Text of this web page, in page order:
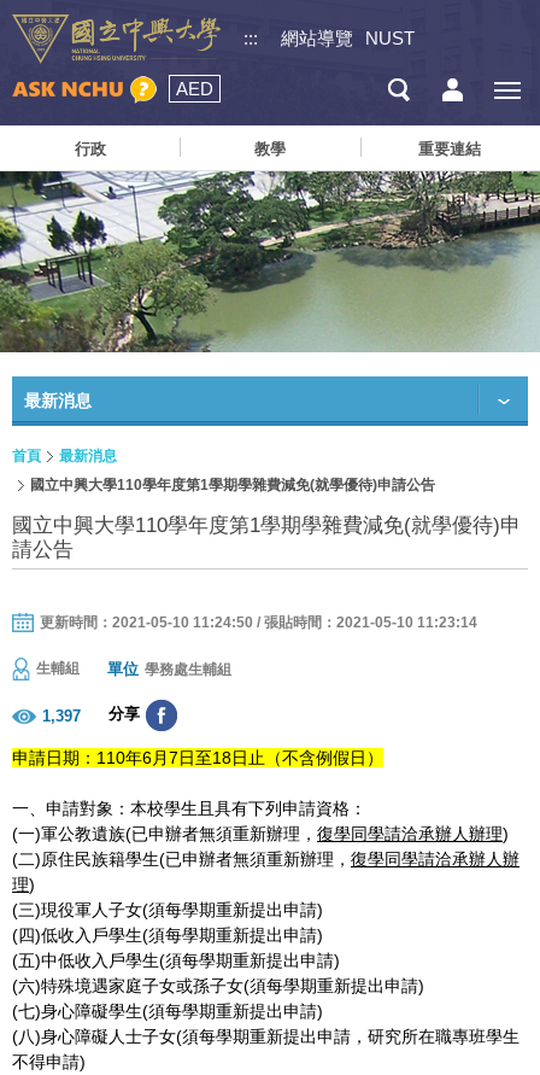
::: 網站導覽 NUST
AED
行政 教學 重要連結
最新消息
首頁
最新消息
國立中興大學110學年度第1學期學雜費減免(就學優待)申請公告
國立中興大學110學年度第1學期學雜費減免(就學優待)申
請公告
更新時間：2021-05-10 11:24:50 / 張貼時間：2021-05-10 11:23:14
生輔組 單位 學務處生輔組
1,397 分享
申請日期：110年6月7日至18日止（不含例假日）
一、申請對象：本校學生且具有下列申請資格：
(一)軍公教遺族(已申辦者無須重新辦理， 復學同學請洽承辦人辦理)
(二)原住民族籍學生(已申辦者無須重新辦理， 復學同學請洽承辦人辦
理)
(三)現役軍人子女(須每學期重新提出申請)
(四)低收入戶學生(須每學期重新提出申請)
(五)中低收入戶學生(須每學期重新提出申請)
(六)特殊境遇家庭子女或孫子女(須每學期重新提出申請)
(七)身心障礙學生(須每學期重新提出申請)
(八)身心障礙人士子女(須每學期重新提出申請，研究所在職專班學生
不得申請)